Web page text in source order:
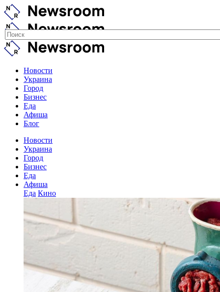
Новости
Украина
Город
Бизнес
Еда
Афиша
Блог
Новости
Украина
Город
Бизнес
Еда
Афиша
Еда Кино